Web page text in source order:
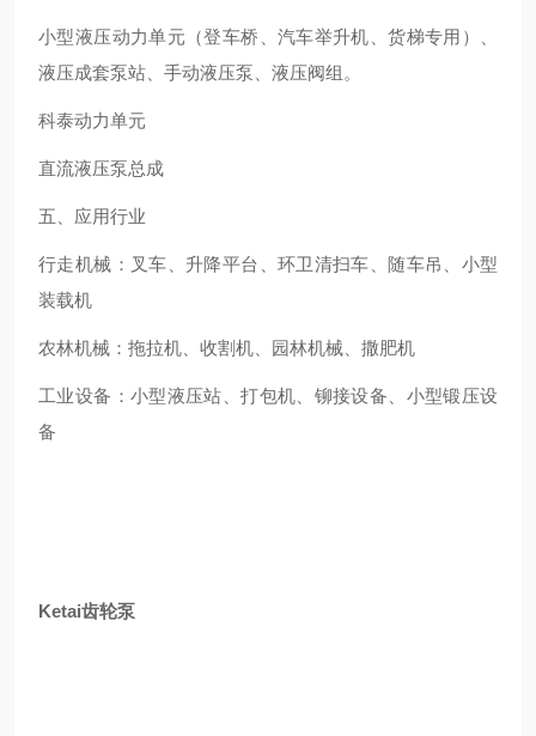
小型液压动力单元（登车桥、汽车举升机、货梯专用）、
液压成套泵站、手动液压泵、液压阀组。
科泰动力单元
直流液压泵总成
五、应用行业
行走机械：叉车、升降平台、环卫清扫车、随车吊、小型
装载机
农林机械：拖拉机、收割机、园林机械、撒肥机
工业设备：小型液压站、打包机、铆接设备、小型锻压设
备
Ketai齿轮泵